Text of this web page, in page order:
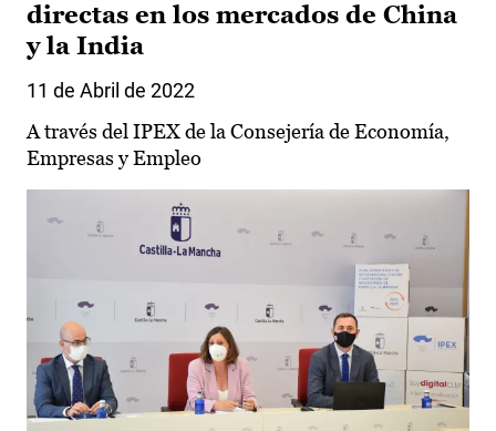
directas en los mercados de China
y la India
11 de Abril de 2022
A través del IPEX de la Consejería de Economía,
Empresas y Empleo